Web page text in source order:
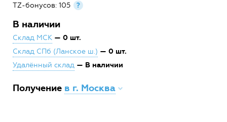
TZ-бонусов: 105 ?
В наличии
Склад МСК — 0 шт.
Склад СПб (Ланское ш.) — 0 шт.
Удалённый склад — В наличии
Получение в г. Москва